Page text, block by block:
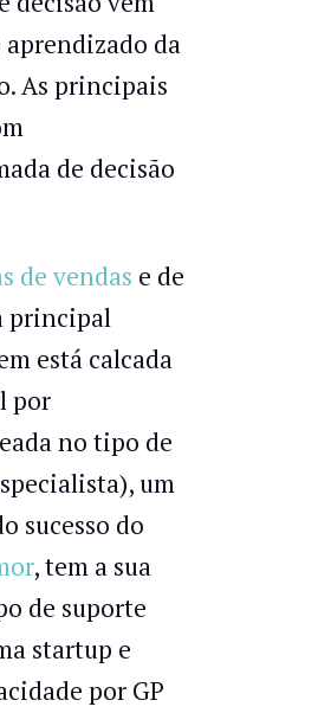
da
As principais
de decisão
de vendas e de
principal
está calcada
por
no tipo de
um
sucesso do
, tem a sua
de suporte
startup e
por GP